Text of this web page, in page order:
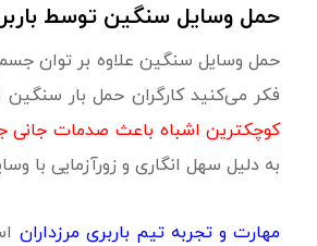
حمل وسایل سنگین توسط
حمل وسایل سنگین علاوه بر توان
فکر می‌کنید کارگران حمل بار
کوچکترین اشباه باعث صدمات جانی
به دلیل سهل انگاری و زورآزمایی با
مهارت و تجربه تیم باربری مرزداران